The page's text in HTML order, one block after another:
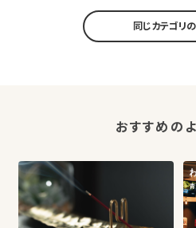
同じカテゴリ
おすすめの